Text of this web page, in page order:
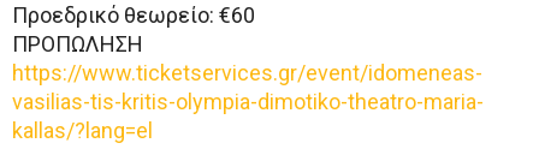
Προεδρικό θεωρείο: €60
ΠΡΟΠΩΛΗΣΗ
https://www.ticketservices.gr/event/idomeneas-
vasilias-tis-kritis-olympia-dimotiko-theatro-maria-
kallas/?lang=el